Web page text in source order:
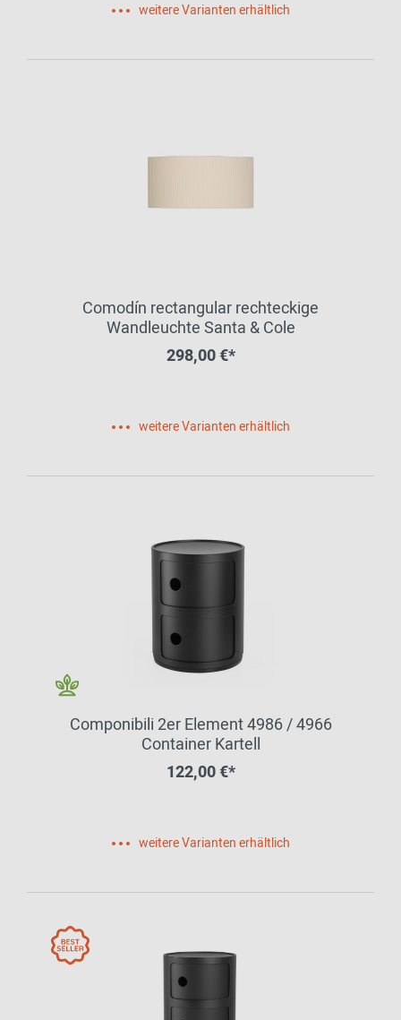
weitere Varianten erhältlich
Comodín rectangular rechteckige
Wandleuchte Santa & Cole
298,00 €*
weitere Varianten erhältlich
Componibili 2er Element 4986 / 4966
Container Kartell
122,00 €*
weitere Varianten erhältlich